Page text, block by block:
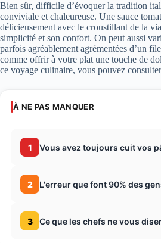
Bien sûr, difficile d’évoquer la tradition
conviviale et chaleureuse. Une sauce
délicieusement avec le croustillant de la
simplicité et son confort. On peut aussi
parfois agréablement agrémentées d’un
comme offrir à votre plat une touche de
ce voyage culinaire, vous pouvez
À NE PAS MANQUER
1 Vous avez toujours cuit vos
2 L'erreur que font 90% des
3 Ce que les chefs ne vous